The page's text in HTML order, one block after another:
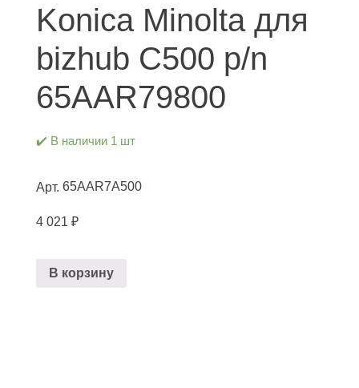
Konica Minolta для
bizhub C500 p/n
65AAR79800
✔️ В наличии 1 шт
Арт. 65AAR7A500
4 021 ₽
В корзину